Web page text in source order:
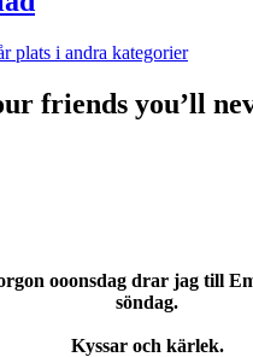
plats i andra kategorier
friends you’ll
ooonsdag drar jag till
söndag.
Kyssar och kärlek.